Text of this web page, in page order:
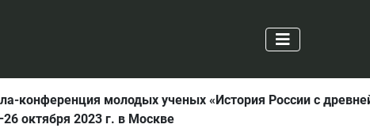
молодых ученых «История России с
октября 2023 г. в Москве